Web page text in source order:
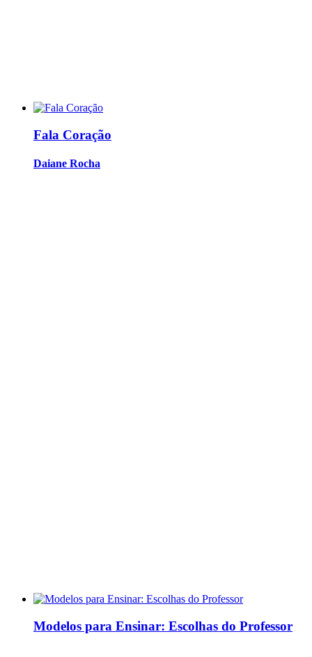
Fala Coração
Daiane Rocha
Modelos para Ensinar: Escolhas do Professor